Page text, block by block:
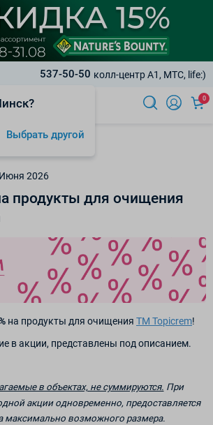
Выбрать другой
537-50-50 колл-центр A1, МТС, life:)
0
2026
продукты для очищения
на продукты для очищения ТМ Topicrem!
в акции, представлены под описанием.
в объектах, не суммируются. При
акции одновременно, предоставляется
максимально возможного размера.